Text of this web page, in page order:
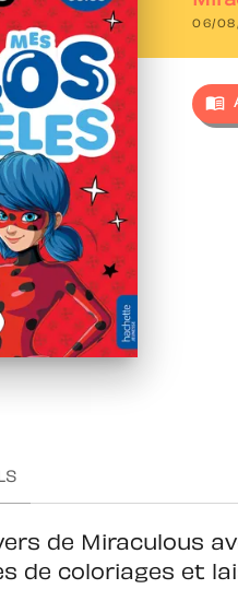
06/
menu_book
de Miraculous
de coloriages et